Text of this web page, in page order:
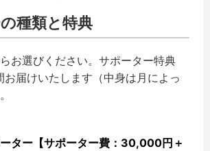
種類と特典
お選びください。サポーター特典
お届けいたします（中身は月によっ
ター【サポーター費：30,000円＋